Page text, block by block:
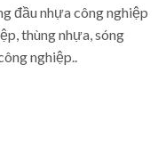
đầu nhựa công nghiệp
thùng nhựa, sóng
nghiệp..